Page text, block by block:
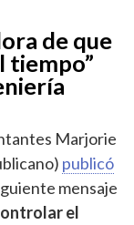
de que
tiempo”
Marjorie
publicó
mensaje
el